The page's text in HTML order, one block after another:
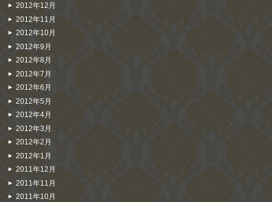
2012年12月
2012年11月
2012年10月
2012年9月
2012年8月
2012年7月
2012年6月
2012年5月
2012年4月
2012年3月
2012年2月
2012年1月
2011年12月
2011年11月
2011年10月